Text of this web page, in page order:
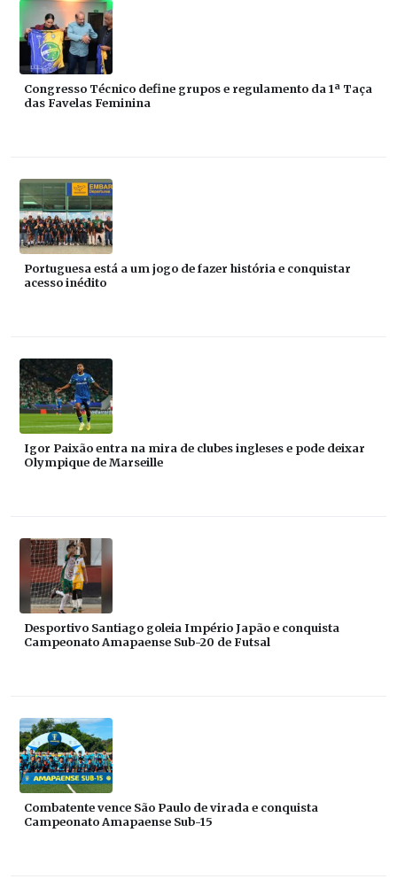
Congresso Técnico define grupos e regulamento da 1ª Taça
das Favelas Feminina
Portuguesa está a um jogo de fazer história e conquistar
acesso inédito
Igor Paixão entra na mira de clubes ingleses e pode deixar
Olympique de Marseille
Desportivo Santiago goleia Império Japão e conquista
Campeonato Amapaense Sub-20 de Futsal
Combatente vence São Paulo de virada e conquista
Campeonato Amapaense Sub-15